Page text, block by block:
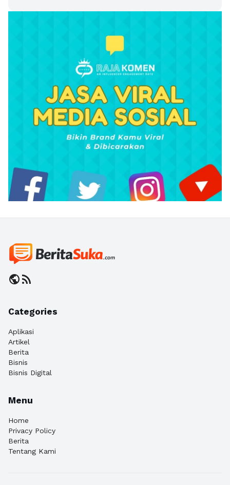
publicrss_feed
Categories
Aplikasi
Artikel
Berita
Bisnis
Bisnis Digital
Menu
Home
Privacy Policy
Berita
Tentang Kami